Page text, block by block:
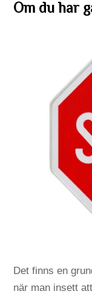
Om du har
Det finns en
när man insett